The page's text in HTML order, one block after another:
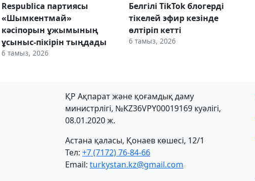
Respublica партиясы
«Шымкентмай»
кәсіпорын ұжымының
ұсыныс-пікірін тыңдады
6 тамыз, 2026
Белгілі TikTok блогерді
тікелей эфир кезінде
өлтіріп кетті
6 тамыз, 2026
ҚР Ақпарат және қоғамдық даму
министрлігі, №KZ36VPY00019169 куәлігі,
08.01.2020 ж.
Астана қаласы, Қонаев көшесі, 12/1
Тел: +7 (7172) 76-84-66
Email: turkystan.kz@gmail.com